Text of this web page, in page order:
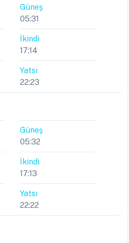
Güneş
05:31
İkindi
17:14
Yatsı
22:23
Güneş
05:32
İkindi
17:13
Yatsı
22:22